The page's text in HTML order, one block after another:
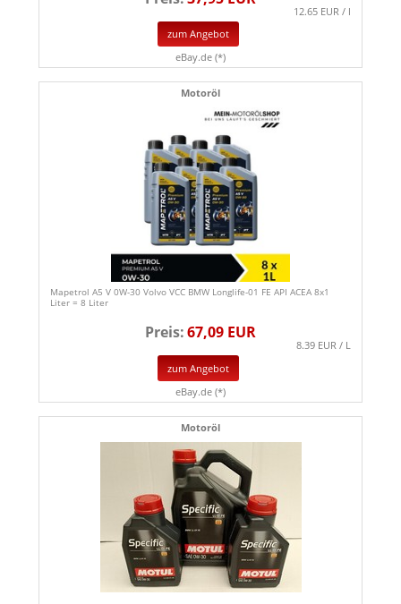
12.65 EUR / l
zum Angebot
eBay.de (*)
Motoröl
Mapetrol A5 V 0W-30 Volvo VCC BMW Longlife-01 FE API ACEA 8x1
Liter = 8 Liter
Preis:67,09 EUR
8.39 EUR / L
zum Angebot
eBay.de (*)
Motoröl